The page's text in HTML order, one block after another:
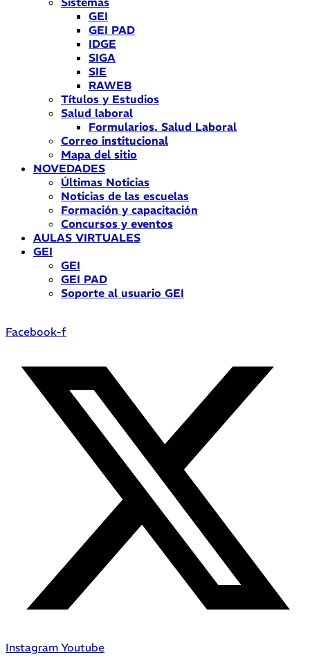
GEI
GEI PAD
IDGE
SIGA
SIE
RAWEB
Títulos y Estudios
Salud laboral
Formularios. Salud Laboral
Correo institucional
Mapa del sitio
NOVEDADES
Últimas Noticias
Noticias de las escuelas
Formación y capacitación
Concursos y eventos
AULAS VIRTUALES
GEI
GEI
GEI PAD
Soporte al usuario GEI
Facebook-f
Instagram Youtube